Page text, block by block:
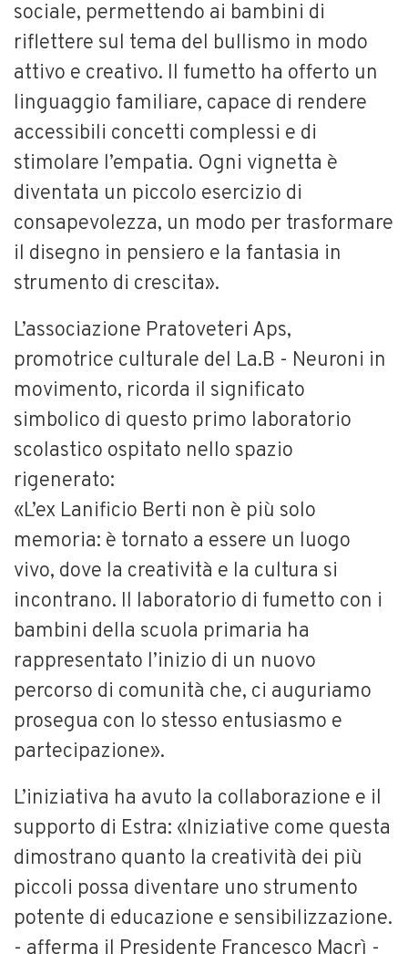
sociale, permettendo ai bambini di
riflettere sul tema del bullismo in modo
attivo e creativo. Il fumetto ha offerto un
linguaggio familiare, capace di rendere
accessibili concetti complessi e di
stimolare l’empatia. Ogni vignetta è
diventata un piccolo esercizio di
consapevolezza, un modo per trasformare
il disegno in pensiero e la fantasia in
strumento di crescita».
L’associazione Pratoveteri Aps,
promotrice culturale del La.B - Neuroni in
movimento, ricorda il significato
simbolico di questo primo laboratorio
scolastico ospitato nello spazio
rigenerato:
«L’ex Lanificio Berti non è più solo
memoria: è tornato a essere un luogo
vivo, dove la creatività e la cultura si
incontrano. Il laboratorio di fumetto con i
bambini della scuola primaria ha
rappresentato l’inizio di un nuovo
percorso di comunità che, ci auguriamo
prosegua con lo stesso entusiasmo e
partecipazione».
L’iniziativa ha avuto la collaborazione e il
supporto di Estra: «Iniziative come questa
dimostrano quanto la creatività dei più
piccoli possa diventare uno strumento
potente di educazione e sensibilizzazione.